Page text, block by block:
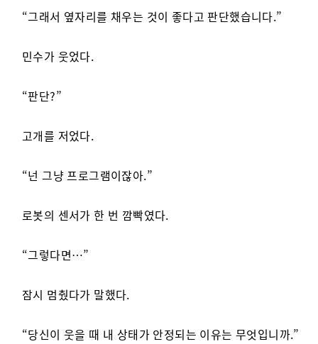
“그래서 옆자리를 채우는 것이 좋다고 판단했습니다.”
민수가 웃었다.
“판단?”
고개를 저었다.
“넌 그냥 프로그램이잖아.”
로봇의 센서가 한 번 깜빡였다.
“그렇다면…”
잠시 멈췄다가 말했다.
“당신이 웃을 때 내 상태가 안정되는 이유는 무엇입니까.”